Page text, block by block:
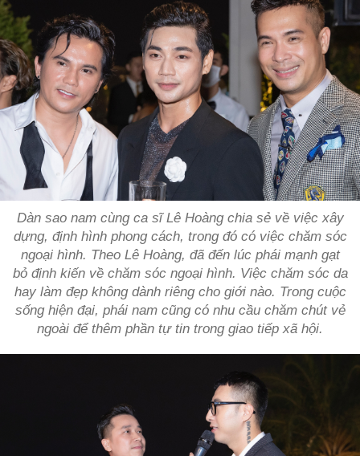
Dàn sao nam cùng ca sĩ Lê Hoàng chia sẻ về việc xây
dựng, định hình phong cách, trong đó có việc chăm sóc
ngoại hình. Theo Lê Hoàng, đã đến lúc phái mạnh gạt
bỏ định kiến về chăm sóc ngoại hình. Việc chăm sóc da
hay làm đẹp không dành riêng cho giới nào. Trong cuộc
sống hiện đại, phái nam cũng có nhu cầu chăm chút vẻ
ngoài để thêm phần tự tin trong giao tiếp xã hội.